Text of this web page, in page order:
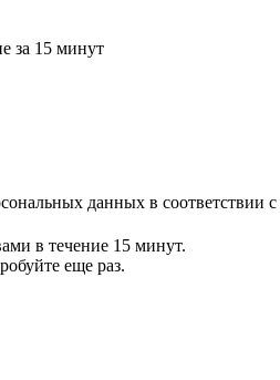
за 15 минут
данных в соответствии с
в течение 15 минут.
еще раз.